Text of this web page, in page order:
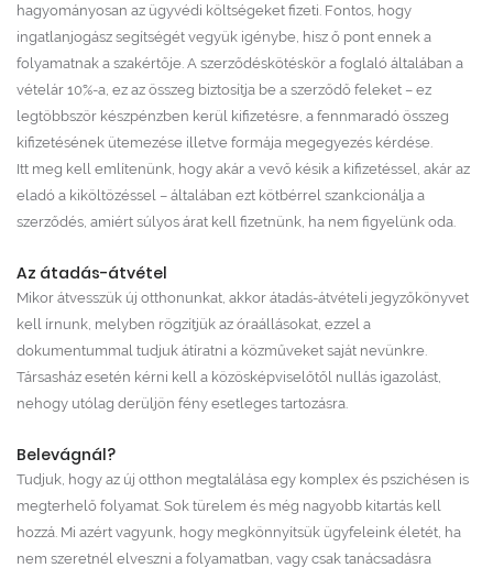
hagyományosan az ügyvédi költségeket fizeti. Fontos, hogy
ingatlanjogász segítségét vegyük igénybe, hisz ő pont ennek a
folyamatnak a szakértője. A szerződéskötéskör a foglaló általában a
vételár 10%-a, ez az összeg biztosítja be a szerződő feleket – ez
legtöbbször készpénzben kerül kifizetésre, a fennmaradó összeg
kifizetésének ütemezése illetve formája megegyezés kérdése.
Itt meg kell említenünk, hogy akár a vevő késik a kifizetéssel, akár az
eladó a kiköltözéssel – általában ezt kötbérrel szankcionálja a
szerződés, amiért súlyos árat kell fizetnünk, ha nem figyelünk oda.
Az átadás-átvétel
Mikor átvesszük új otthonunkat, akkor átadás-átvételi jegyzőkönyvet
kell írnunk, melyben rögzítjük az óraállásokat, ezzel a
dokumentummal tudjuk átíratni a közműveket saját nevünkre.
Társasház esetén kérni kell a közösképviselőtől nullás igazolást,
nehogy utólag derüljön fény esetleges tartozásra.
Belevágnál?
Tudjuk, hogy az új otthon megtalálása egy komplex és pszichésen is
megterhelő folyamat. Sok türelem és még nagyobb kitartás kell
hozzá. Mi azért vagyunk, hogy megkönnyítsük ügyfeleink életét, ha
nem szeretnél elveszni a folyamatban, vagy csak tanácsadásra